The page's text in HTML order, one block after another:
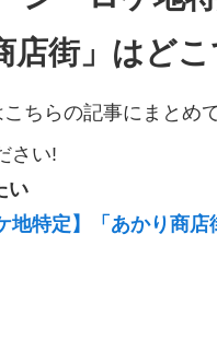
店街」はど
ちらの記事にまとめ
さい!
い
地特定】「あかり商店